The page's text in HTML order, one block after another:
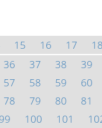
15 16 17 18
36 37 38 39
57 58 59 60
78 79 80 81
99 100 101